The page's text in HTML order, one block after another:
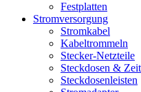
Festplatten
Stromversorgung
Stromkabel
Kabeltrommeln
Stecker-Netzteile
Steckdosen &
Steckdosenleisten